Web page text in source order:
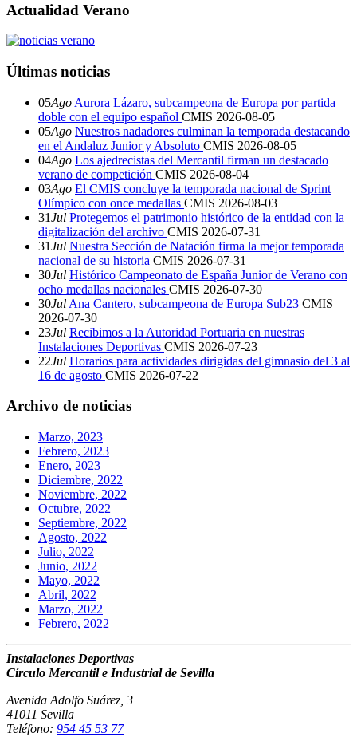
Actualidad Verano
Últimas noticias
05Ago Aurora Lázaro, subcampeona de Europa por partida
doble con el equipo español CMIS 2026-08-05
05Ago Nuestros nadadores culminan la temporada destacando
en el Andaluz Junior y Absoluto CMIS 2026-08-05
04Ago Los ajedrecistas del Mercantil firman un destacado
verano de competición CMIS 2026-08-04
03Ago El CMIS concluye la temporada nacional de Sprint
Olímpico con once medallas CMIS 2026-08-03
31Jul Protegemos el patrimonio histórico de la entidad con la
digitalización del archivo CMIS 2026-07-31
31Jul Nuestra Sección de Natación firma la mejor temporada
nacional de su historia CMIS 2026-07-31
30Jul Histórico Campeonato de España Junior de Verano con
ocho medallas nacionales CMIS 2026-07-30
30Jul Ana Cantero, subcampeona de Europa Sub23 CMIS
2026-07-30
23Jul Recibimos a la Autoridad Portuaria en nuestras
Instalaciones Deportivas CMIS 2026-07-23
22Jul Horarios para actividades dirigidas del gimnasio del 3 al
16 de agosto CMIS 2026-07-22
Archivo de noticias
Marzo, 2023
Febrero, 2023
Enero, 2023
Diciembre, 2022
Noviembre, 2022
Octubre, 2022
Septiembre, 2022
Agosto, 2022
Julio, 2022
Junio, 2022
Mayo, 2022
Abril, 2022
Marzo, 2022
Febrero, 2022
Instalaciones Deportivas
Círculo Mercantil e Industrial de Sevilla
Avenida Adolfo Suárez, 3
41011 Sevilla
Teléfono: 954 45 53 77